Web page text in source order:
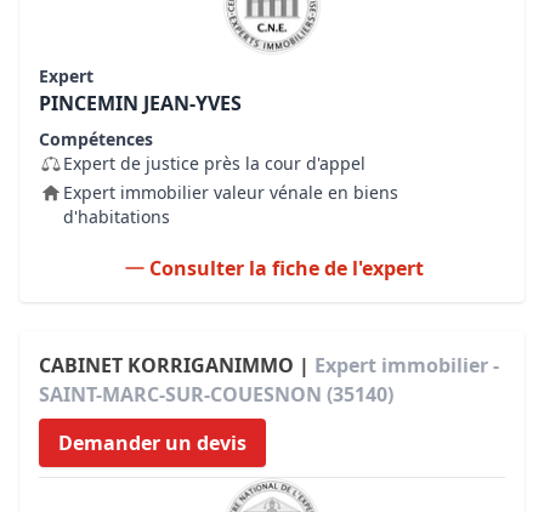
Expert
PINCEMIN JEAN-YVES
Compétences
Expert de justice près la cour d'appel
Expert immobilier valeur vénale en biens
d'habitations
Consulter la fiche de l'expert
CABINET KORRIGANIMMO | Expert immobilier -
SAINT-MARC-SUR-COUESNON (35140)
Demander un devis